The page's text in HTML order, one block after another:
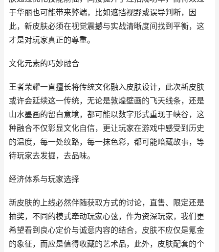
于华丽也可能带来弊端，比如遮挡视野或误导判断，因
此，新皮肤必须在视觉震撼与实战清晰度间找到平衡，这
才是对玩家真正的尊重。
文化元素的巧妙融合
王者荣耀一直擅长将传统文化融入皮肤设计，此次新皮肤
或许会延续这一传统，无论是敦煌壁画的飞天线条，还是
山水墨画的留白意境，都可能以数字形式重现于峡谷，这
种融合不仅彰显文化自信，更让玩家在游戏中感受到历史
的温度，每一处纹路，每一抹色彩，都可能暗藏故事，等
待玩家去发掘，去品味。
经济体系与玩家选择
新皮肤的上线必然伴随获取方式的讨论，直售、限定还是
抽奖，不同的模式牵动玩家心弦，作为资深玩家，我们更
希望看到良心定价与诚意内容的结合，皮肤不应仅是氪金
的象征，而应是值得收藏的艺术品，此外，皮肤配套的个